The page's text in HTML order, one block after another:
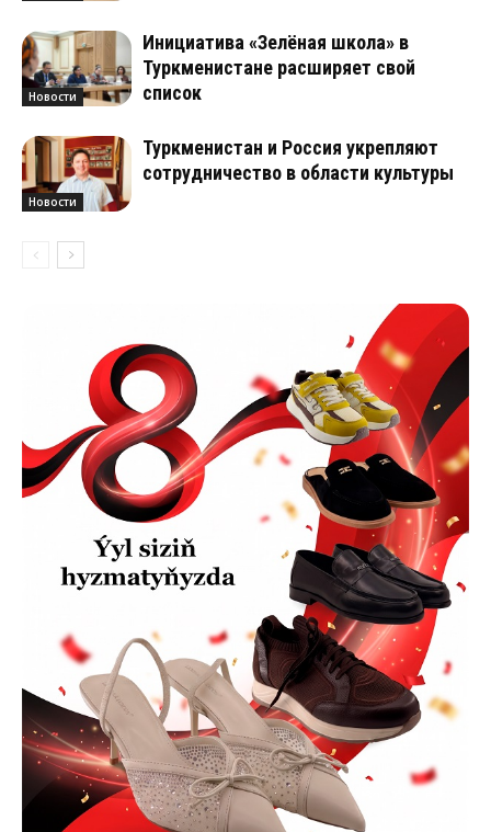
Новости
Инициатива «Зелёная школа» в
Туркменистане расширяет свой
список
Новости
Туркменистан и Россия укрепляют
сотрудничество в области культуры